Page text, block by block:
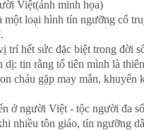
Việt(ảnh minh họa)
loại hình tín ngưỡng cổ
hết sức đặc biệt trong đời
tin rằng tổ tiên mình là
cháu gặp may mắn,
ở người Việt - tộc người đa
nhiều tôn giáo, tín ngưỡng